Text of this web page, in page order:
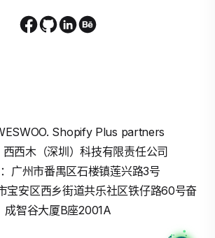
Shopify Plus partners
西西木（深圳）科技有限责任公司
广州市番禺区石楼镇莲兴路3号
宝安区西乡街道共乐社区铁仔路60号奋
成智谷大厦B座2001A